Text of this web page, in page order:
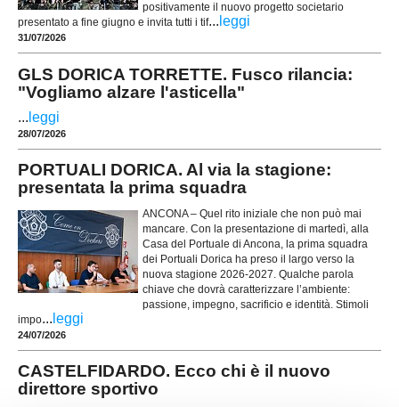
positivamente il nuovo progetto societario
presentato a fine giugno e invita tutti i tif... leggi
31/07/2026
GLS DORICA TORRETTE. Fusco rilancia:
"Vogliamo alzare l'asticella"
... leggi
28/07/2026
PORTUALI DORICA. Al via la stagione:
presentata la prima squadra
ANCONA – Quel rito iniziale che non può mai
mancare. Con la presentazione di martedì, alla
Casa del Portuale di Ancona, la prima squadra
dei Portuali Dorica ha preso il largo verso la
nuova stagione 2026-2027. Qualche parola
chiave che dovrà caratterizzare l’ambiente:
passione, impegno, sacrificio e identità. Stimoli
impo... leggi
24/07/2026
CASTELFIDARDO. Ecco chi è il nuovo
direttore sportivo